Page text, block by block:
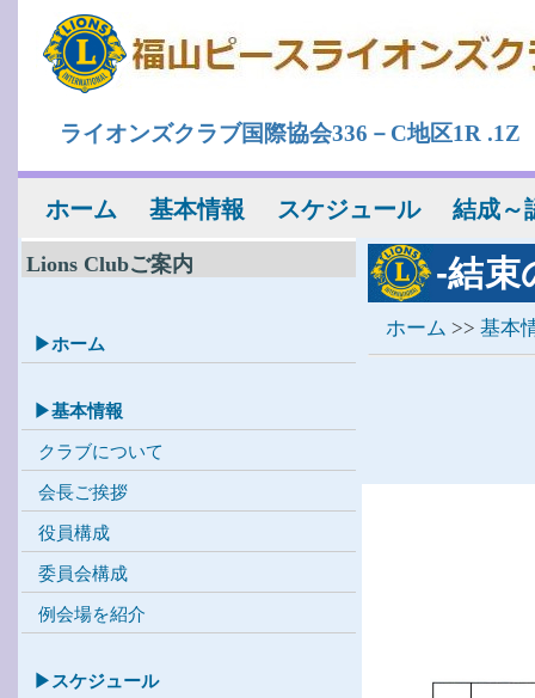
ライオンズクラブ国際協会336－C地区1R .1Z
ホーム 基本情報 スケジュール 結成～
Lions Clubご案内
▶ホーム
▶基本情報
クラブについて
会長ご挨拶
役員構成
委員会構成
例会場を紹介
▶スケジュール
-結
ホーム >> 基本